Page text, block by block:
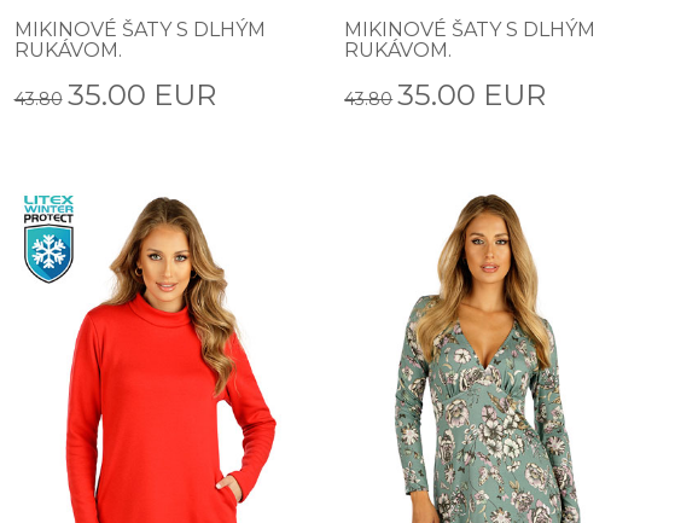
MIKINOVÉ ŠATY S DLHÝM
RUKÁVOM.
43.80 35.00 EUR
MIKINOVÉ ŠATY S DLHÝM
RUKÁVOM.
43.80 35.00 EUR